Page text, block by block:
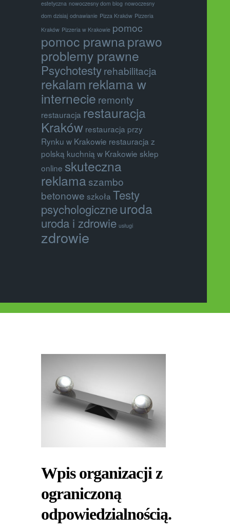
estetyczna nowoczesny dom blog nowoczesny
dom dzisiaj odnawianie Pizza Kraków Pizzeria
Kraków Pizzeria w Krakowie pomoc
pomoc prawnaprawo
problemy prawne
Psychotestyrehabilitacja
rekalam reklama w
internecie remonty
restauracja restauracja
Kraków restauracja przy
Rynku w Krakowie restauracja z
polską kuchnią w Krakowie sklep
online skuteczna
reklama szambo
betonowe szkoła Testy
psychologiczneuroda
uroda i zdrowie usługi
zdrowie
Wpis organizacji z
ograniczoną
odpowiedzialnością.